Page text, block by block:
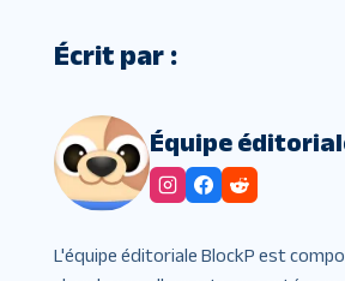
Écrit par :
Équipe
L'équipe éditoriale BlockP est